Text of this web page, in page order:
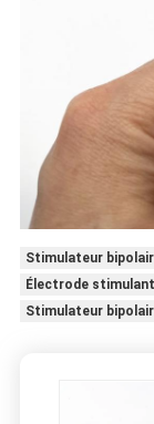
Stimulateur
Électrode
Stimulateur